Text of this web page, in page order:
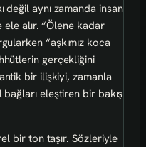
değil aynı zamanda insan
alır. “Ölene kadar
“aşkımız koca
gerçekliğini
bir ilişkiyi, zamanla
eleştiren bir bakış
bir ton taşır. Sözleriyle